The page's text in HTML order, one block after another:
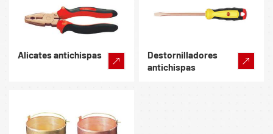
Alicates antichispas
Destornilladores
antichispas